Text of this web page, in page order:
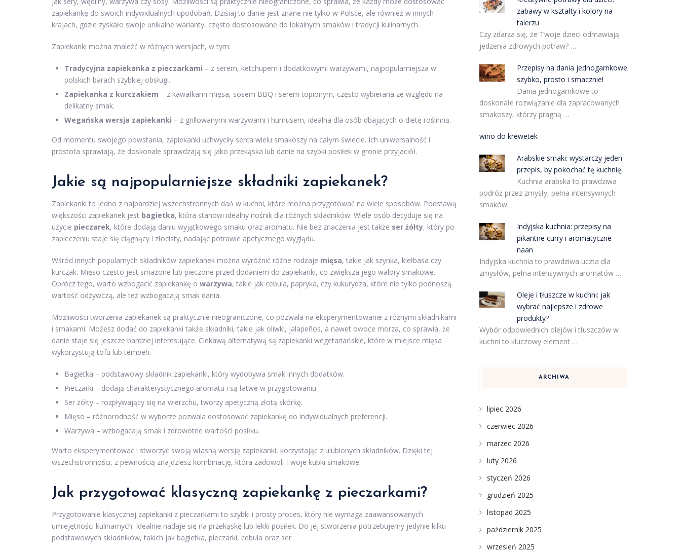
zapiekankę do swoich indywidualnych upodobań. Dzisiaj to danie jest znane nie tylko w Polsce, ale również w innych
krajach, gdzie zyskało swoje unikalne warianty, często dostosowane do lokalnych smaków i tradycji kulinarnych.
Zapiekanki można znaleźć w różnych wersjach, w tym:
Tradycyjna zapiekanka z pieczarkami – z serem, ketchupem i dodatkowymi warzywami, najpopularniejsza w
polskich barach szybkiej obsługi.
Zapiekanka z kurczakiem – z kawałkami mięsa, sosem BBQ i serem topionym, często wybierana ze względu na
delikatny smak.
Wegańska wersja zapiekanki – z grillowanymi warzywami i humusem, idealna dla osób dbających o dietę roślinną.
Od momentu swojego powstania, zapiekanki uchwyciły serca wielu smakoszy na całym świecie. Ich uniwersalność i
prostota sprawiają, że doskonale sprawdzają się jako przekąska lub danie na szybki posiłek w gronie przyjaciół.
Jakie są najpopularniejsze składniki zapiekanek?
Zapiekanki to jedno z najbardziej wszechstronnych dań w kuchni, które można przygotować na wiele sposobów. Podstawą
większości zapiekanek jest bagietka, która stanowi idealny nośnik dla różnych składników. Wiele osób decyduje się na
użycie pieczarek, które dodają daniu wyjątkowego smaku oraz aromatu. Nie bez znaczenia jest także ser żółty, który po
zapieczeniu staje się ciągnący i złocisty, nadając potrawie apetycznego wyglądu.
Wśród innych popularnych składników zapiekanek można wyróżnić różne rodzaje mięsa, takie jak szynka, kiełbasa czy
kurczak. Mięso często jest smażone lub pieczone przed dodaniem do zapiekanki, co zwiększa jego walory smakowe.
Oprócz tego, warto wzbogacić zapiekankę o warzywa, takie jak cebula, papryka, czy kukurydza, które nie tylko podnoszą
wartość odżywczą, ale też wzbogacają smak dania.
Możliwości tworzenia zapiekanek są praktycznie nieograniczone, co pozwala na eksperymentowanie z różnymi składnikami
i smakami. Możesz dodać do zapiekanki także składniki, takie jak oliwki, jalapeños, a nawet owoce morza, co sprawia, że
danie staje się jeszcze bardziej interesujące. Ciekawą alternatywą są zapiekanki wegetariańskie, które w miejsce mięsa
wykorzystują tofu lub tempeh.
Bagietka – podstawowy składnik zapiekanki, który wydobywa smak innych dodatków.
Pieczarki – dodają charakterystycznego aromatu i są łatwe w przygotowaniu.
Ser żółty – rozpływający się na wierzchu, tworzy apetyczną złotą skórkę.
Mięso – różnorodność w wyborze pozwala dostosować zapiekankę do indywidualnych preferencji.
Warzywa – wzbogacają smak i zdrowotne wartości posiłku.
Warto eksperymentować i stworzyć swoją własną wersję zapiekanki, korzystając z ulubionych składników. Dzięki tej
wszechstronności, z pewnością znajdziesz kombinację, która zadowoli Twoje kubki smakowe.
Jak przygotować klasyczną zapiekankę z pieczarkami?
Przygotowanie klasycznej zapiekanki z pieczarkami to szybki i prosty proces, który nie wymaga zaawansowanych
umiejętności kulinarnych. Idealnie nadaje się na przekąskę lub lekki posiłek. Do jej stworzenia potrzebujemy jedynie kilku
podstawowych składników, takich jak bagietka, pieczarki, cebula oraz ser.
zabawy w kształty i kolory na
talerzu
Czy zdarza się, że Twoje dzieci odmawiają
jedzenia zdrowych potraw? …
Przepisy na dania jednogarnkowe:
szybko, prosto i smacznie!
Dania jednogarnkowe to
doskonałe rozwiązanie dla zapracowanych
smakoszy, którzy pragną …
wino do krewetek
Arabskie smaki: wystarczy jeden
przepis, by pokochać tę kuchnię
Kuchnia arabska to prawdziwa
podróż przez zmysły, pełna intensywnych
smaków …
Indyjska kuchnia: przepisy na
pikantne curry i aromatyczne
naan
Indyjska kuchnia to prawdziwa uczta dla
zmysłów, pełna intensywnych aromatów …
Oleje i tłuszcze w kuchni: jak
wybrać najlepsze i zdrowe
produkty?
Wybór odpowiednich olejów i tłuszczów w
kuchni to kluczowy element …
ARCHIWA
lipiec 2026
czerwiec 2026
marzec 2026
luty 2026
styczeń 2026
grudzień 2025
listopad 2025
październik 2025
wrzesień 2025